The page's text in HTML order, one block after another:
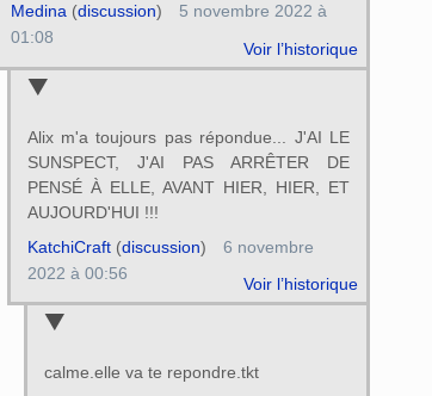
Voir l’historique
Medina(discussion)
5 novembre 2022 à
01:08
Alix m'a toujours pas répondue... J'AI LE
SUNSPECT, J'AI PAS ARRÊTER DE
PENSÉ À ELLE, AVANT HIER, HIER, ET
AUJOURD'HUI !!!
Voir l’historique
KatchiCraft(discussion)
6 novembre
2022 à 00:56
calme.elle va te repondre.tkt